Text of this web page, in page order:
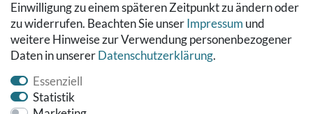
Einwilligung zu einem späteren Zeitpunkt zu ändern oder
zu widerrufen. Beachten Sie unserImpressum und
weitere Hinweise zur Verwendung personenbezogener
Daten in unsererDaten­schutz­erklärung.
Essenziell
Statistik
Impressum
Hinweise zur Batterieentsorgung
Widerrufs­recht
Vertrag widerrufen